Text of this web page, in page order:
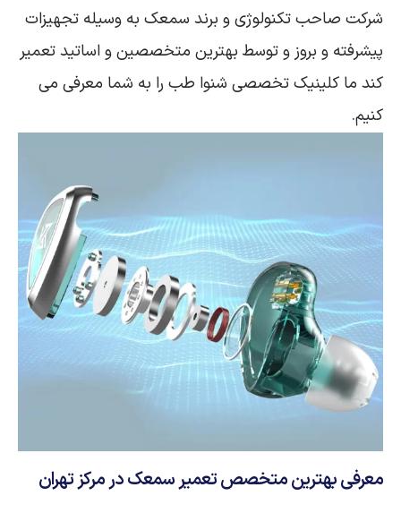
شرکت صاحب تکنولوژی و برند سمعک به وسیله تجهیزات
پیشرفته و بروز و توسط بهترین متخصصین و اساتید تعمیر
کند ما کلینیک تخصصی شنوا طب را به شما معرفی می
کنیم.
معرفی بهترین متخصص تعمیر سمعک در مرکز تهران